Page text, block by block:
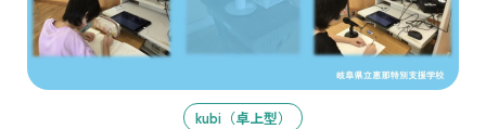
kubi（卓上型）